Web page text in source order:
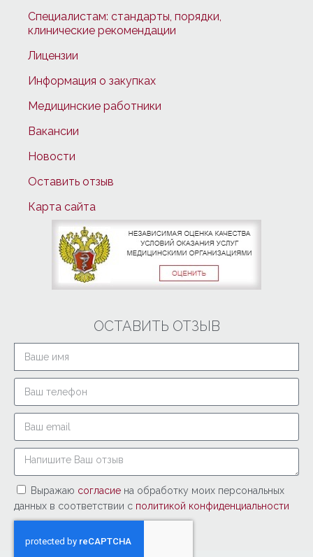
Специалистам: стандарты, порядки,
клинические рекомендации
Лицензии
Информация о закупках
Медицинские работники
Вакансии
Новости
Оставить отзыв
Карта сайта
ОСТАВИТЬ ОТЗЫВ
Выражаю согласие на обработку моих персональных
данных в соответствии с политикой конфиденциальности